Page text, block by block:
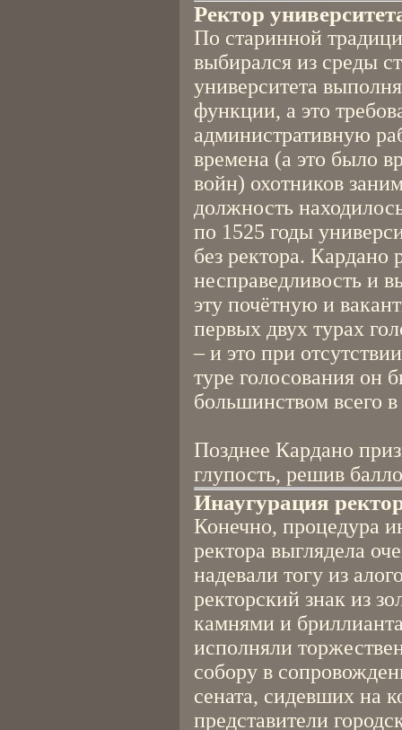
Ректор
По старинной
выбирался из среды
университета
функции, а это
административную
времена (а это было
войн) охотников
должность
по 1525 годы
без ректора.
несправедливость и
эту почётную и
первых двух турах
– и это при
туре голосования он
большинством всего
Позднее Кардано
глупость, решив
Инаугурация
Конечно, процедура
ректора выглядела
надевали тогу из
ректорский знак из
камнями и
исполняли
собору в
сената, сидевших на
представители